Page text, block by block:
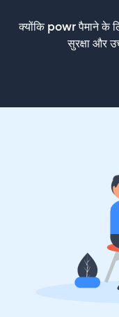
क्योंकि powr पैमाने के
सुरक्षा और